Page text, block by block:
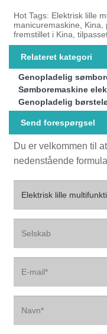
Hot Tags: Elektrisk lille
manicuremaskine, Kina,
fremstillet i Kina,
Relateret kategori
Genopladelig
Sømboremaskine
Genopladelig
Send forespørgsel
Du er velkommen til
nedenstående